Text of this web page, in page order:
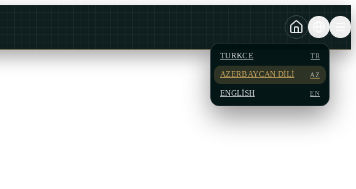
TURKCE TR
AZERBAYCAN DILI AZ
ENGLISH EN